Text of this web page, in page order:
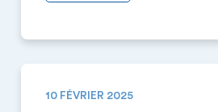
10 FÉVRIER 2025